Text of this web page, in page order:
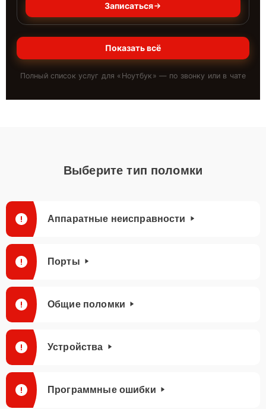
Записаться
Показать всё
Полный список услуг для « Ноутбук » — по звонку или в чате
Выберите тип поломки
Аппаратные неисправности
Порты
Общие поломки
Устройства
Программные ошибки